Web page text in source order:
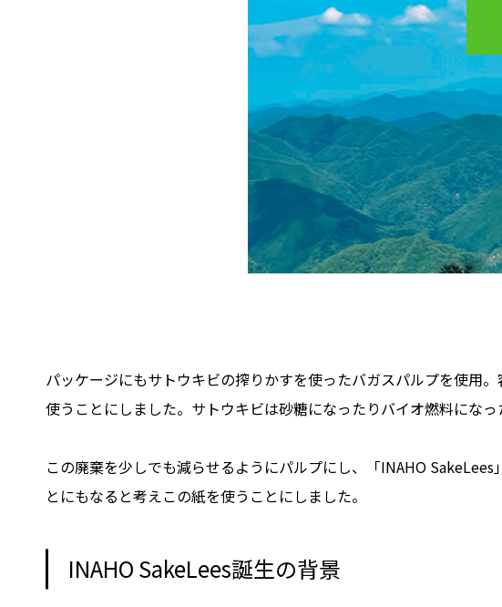
パッケージにもサトウキビの搾りかすを使ったバガスパルプを使用
使うことにしました。サトウキビは砂糖になったりバイオ燃料にな
この廃棄を少しでも減らせるようにパルプにし、
「INAHO
とにもなると考えこの紙を使うことにしました。
INAHO SakeLees誕生の背景